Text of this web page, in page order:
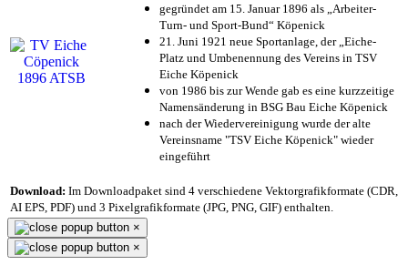
gegründet am 15. Januar 1896 als „Arbeiter-
Turn- und Sport-Bund“ Köpenick
21. Juni 1921 neue Sportanlage, der „Eiche-
Platz und Umbenennung des Vereins in TSV
Eiche Köpenick
von 1986 bis zur Wende gab es eine kurzzeitige
Namensänderung in BSG Bau Eiche Köpenick
nach der Wiedervereinigung wurde der alte
Vereinsname "TSV Eiche Köpenick" wieder
eingeführt
Download: Im Downloadpaket sind 4 verschiedene Vektorgrafikformate (CDR,
AI EPS, PDF) und 3 Pixelgrafikformate (JPG, PNG, GIF) enthalten.
×
×